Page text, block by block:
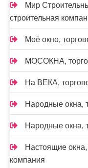
Мир
строительная
Моё окно,
МОСОКНА,
На ВЕКА,
Народные окна,
Народные окна,
Настоящие окна,
компания